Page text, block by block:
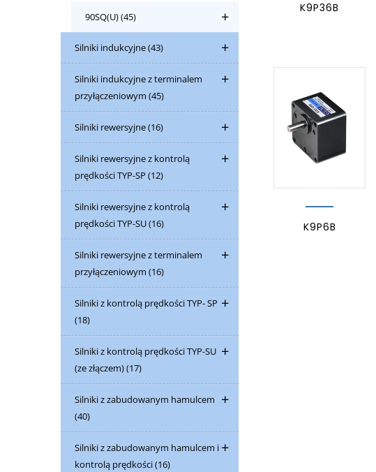
90SQ(U)(45)
Silniki indukcyjne(43)
Silniki indukcyjne z terminalem
przyłączeniowym (45)
Silniki rewersyjne(16)
Silniki rewersyjne z kontrolą
prędkości TYP-SP (12)
Silniki rewersyjne z kontrolą
prędkości TYP-SU(16)
Silniki rewersyjne z terminalem
przyłączeniowym (16)
Silniki z kontrolą prędkości TYP- SP
(18)
Silniki z kontrolą prędkości TYP-SU
(ze złączem)(17)
Silniki z zabudowanym hamulcem
(40)
Silniki z zabudowanym hamulcem i
kontrolą prędkości(16)
K9P36B
K9P6B